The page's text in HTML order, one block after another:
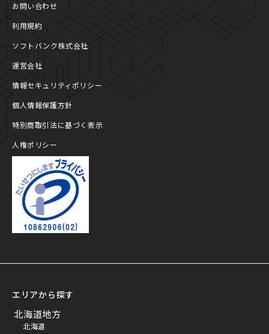
お問い合わせ
利用規約
ソフトバンク株式会社
運営会社
情報セキュリティポリシー
個人情報保護方針
特別商取引法に基づく表示
人権ポリシー
エリアから探す
北海道地方
北海道